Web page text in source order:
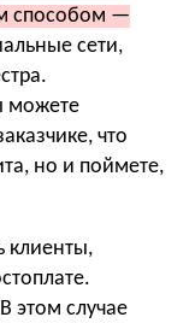
способом —
сети,
можете
что
но и поймете,
клиенты,
этом случае